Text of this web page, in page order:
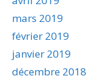
mars 2019
février 2019
janvier 2019
décembre 2018